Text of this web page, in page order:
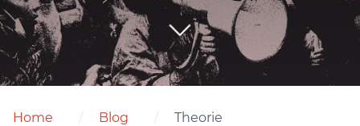
Home Blog Theorie